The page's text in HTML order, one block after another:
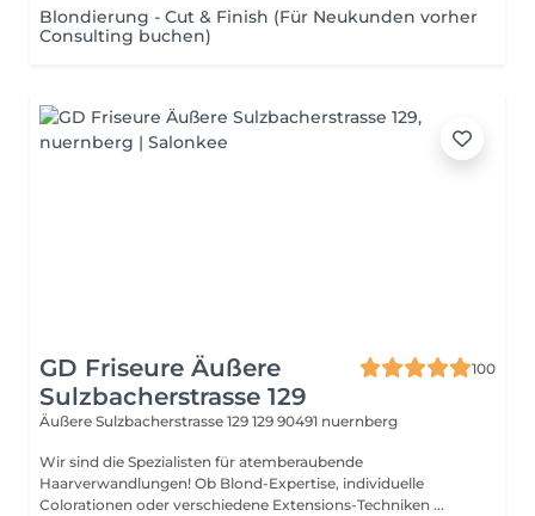
Blondierung - Cut & Finish (Für Neukunden vorher
Consulting buchen)
GD Friseure Äußere
Sulzbacherstrasse 129
100
Äußere Sulzbacherstrasse 129 129 90491 nuernberg
Wir sind die Spezialisten für atemberaubende
Haarverwandlungen! Ob Blond-Expertise, individuelle
Colorationen oder verschiedene Extensions-Techniken ...